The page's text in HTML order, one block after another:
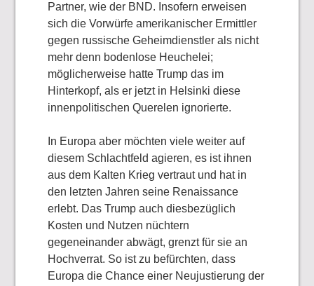
Partner, wie der BND. Insofern erweisen
sich die Vorwürfe amerikanischer Ermittler
gegen russische Geheimdienstler als nicht
mehr denn bodenlose Heuchelei;
möglicherweise hatte Trump das im
Hinterkopf, als er jetzt in Helsinki diese
innenpolitischen Querelen ignorierte.
In Europa aber möchten viele weiter auf
diesem Schlachtfeld agieren, es ist ihnen
aus dem Kalten Krieg vertraut und hat in
den letzten Jahren seine Renaissance
erlebt. Das Trump auch diesbezüglich
Kosten und Nutzen nüchtern
gegeneinander abwägt, grenzt für sie an
Hochverrat. So ist zu befürchten, dass
Europa die Chance einer Neujustierung der